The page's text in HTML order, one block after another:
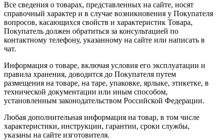
Все сведения о товарах, представленных на сайте, носят
справочный характер и в случае возникновения у Покупателя
вопросов, касающихся свойств и характеристик Товара,
Покупатель должен обратиться за консультацией по
контактному телефону, указанному на сайте или написать в
чат.
Информация о товаре, включая условия его эксплуатации и
правила хранения, доводится до Покупателя путем
размещения на товаре, на таре, упаковке, ярлыке, этикетке, в
технической документации или иным способом,
установленным законодательством Российской Федерации.
Любая дополнительная информация на товар, в том числе
характеристики, инструкции, гарантии, сроки службы,
указаны на сайте изготовителя.